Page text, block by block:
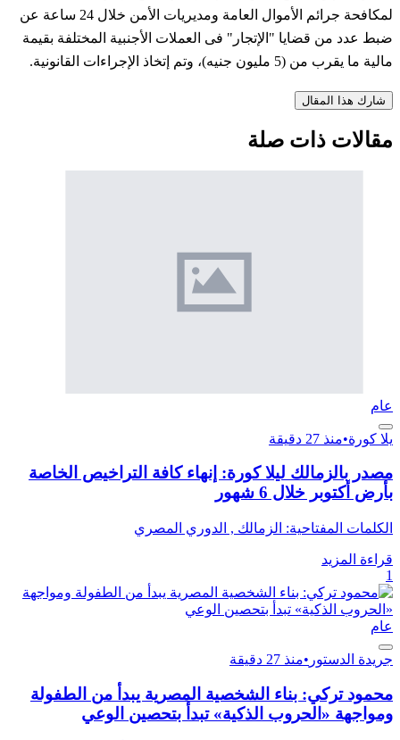
لمكافحة جرائم الأموال العامة ومديريات الأمن خلال 24 ساعة عن
ضبط عدد من قضايا "الإتجار" فى العملات الأجنبية المختلفة بقيمة
مالية ما يقرب من (5 مليون جنيه)، وتم إتخاذ الإجراءات القانونية.
شارك هذا المقال
مقالات ذات صلة
عام
يلا كورة•منذ 27 دقيقة
مصدر بالزمالك ليلا كورة: إنهاء كافة التراخيص الخاصة
بأرض أكتوبر خلال 6 شهور
الكلمات المفتاحية: الزمالك , الدوري المصري
قراءة المزيد
1
عام
جريدة الدستور •منذ 27 دقيقة
محمود تركي: بناء الشخصية المصرية يبدأ من الطفولة
ومواجهة «الحروب الذكية» تبدأ بتحصين الوعي